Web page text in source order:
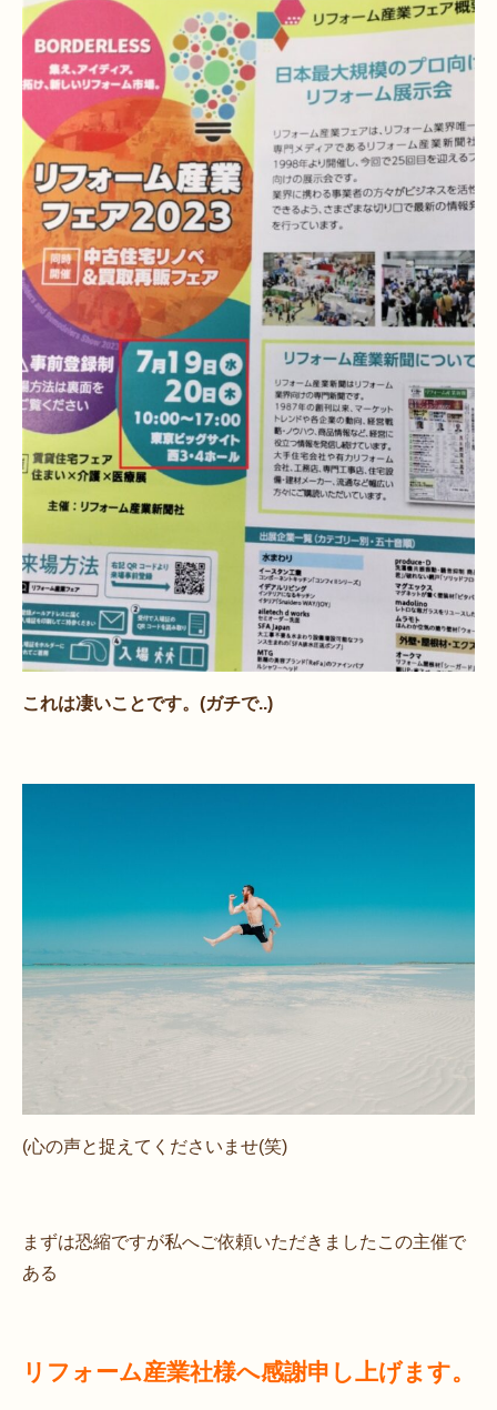
これは凄いことです。(ガチで..)
(心の声と捉えてくださいませ(笑)
まずは恐縮ですが私へご依頼いただきましたこの主催で
ある
リフォーム産業社様へ感謝申し上げます。